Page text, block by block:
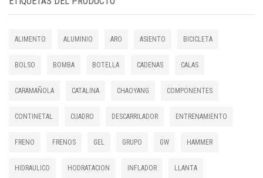
ALIMENTO ALUMINIO ARO ASIENTO BICICLETA
BOLSO BOMBA BOTELLA CADENAS CALAS
CARAMAÑOLA CATALINA CHAOYANG COMPONENTES
CONTINETAL CUADRO DESCARRILADOR ENTRENAMIENTO
FRENO FRENOS GEL GRUPO GW HAMMER
HIDRAULICO HODRATACION INFLADOR LLANTA